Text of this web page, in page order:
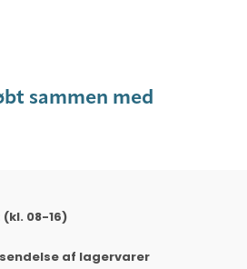
sammen med
08-16)
af lagervarer